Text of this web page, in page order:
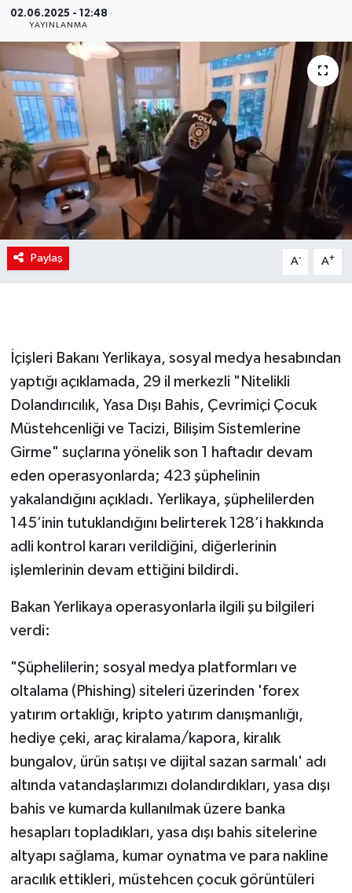
02.06.2025 - 12:48
YAYINLANMA
Paylaş A- A+
İçişleri Bakanı Yerlikaya, sosyal medya hesabından
yaptığı açıklamada, 29 il merkezli "Nitelikli
Dolandırıcılık, Yasa Dışı Bahis, Çevrimiçi Çocuk
Müstehcenliği ve Tacizi, Bilişim Sistemlerine
Girme" suçlarına yönelik son 1 haftadır devam
eden operasyonlarda; 423 şüphelinin
yakalandığını açıkladı. Yerlikaya, şüphelilerden
145’inin tutuklandığını belirterek 128’i hakkında
adli kontrol kararı verildiğini, diğerlerinin
işlemlerinin devam ettiğini bildirdi.
Bakan Yerlikaya operasyonlarla ilgili şu bilgileri
verdi:
"Şüphelilerin; sosyal medya platformları ve
oltalama (Phishing) siteleri üzerinden 'forex
yatırım ortaklığı, kripto yatırım danışmanlığı,
hediye çeki, araç kiralama/kapora, kiralık
bungalov, ürün satışı ve dijital sazan sarmalı' adı
altında vatandaşlarımızı dolandırdıkları, yasa dışı
bahis ve kumarda kullanılmak üzere banka
hesapları topladıkları, yasa dışı bahis sitelerine
altyapı sağlama, kumar oynatma ve para nakline
aracılık ettikleri, müstehcen çocuk görüntüleri